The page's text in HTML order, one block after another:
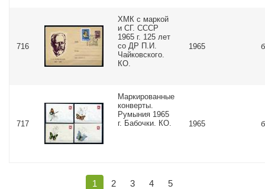
716
ХМК с маркой
и СГ. СССР
1965 г. 125 лет
со ДР П.И.
Чайковского.
КО.
1965
717
Маркированные
конверты.
Румыния 1965
г. Бабочки. КО.
1965
1 2 3 4 5